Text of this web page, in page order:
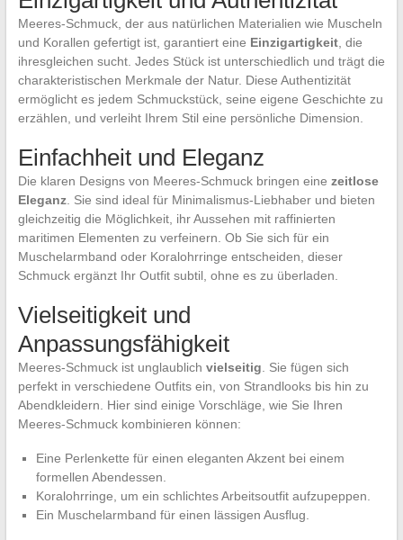
Meeres-Schmuck, der aus natürlichen Materialien wie Muscheln
und Korallen gefertigt ist, garantiert eine Einzigartigkeit, die
ihresgleichen sucht. Jedes Stück ist unterschiedlich und trägt die
charakteristischen Merkmale der Natur. Diese Authentizität
ermöglicht es jedem Schmuckstück, seine eigene Geschichte zu
erzählen, und verleiht Ihrem Stil eine persönliche Dimension.
Einfachheit und Eleganz
Die klaren Designs von Meeres-Schmuck bringen eine zeitlose
Eleganz. Sie sind ideal für Minimalismus-Liebhaber und bieten
gleichzeitig die Möglichkeit, ihr Aussehen mit raffinierten
maritimen Elementen zu verfeinern. Ob Sie sich für ein
Muschelarmband oder Koralohrringe entscheiden, dieser
Schmuck ergänzt Ihr Outfit subtil, ohne es zu überladen.
Vielseitigkeit und
Anpassungsfähigkeit
Meeres-Schmuck ist unglaublich vielseitig . Sie fügen sich
perfekt in verschiedene Outfits ein, von Strandlooks bis hin zu
Abendkleidern. Hier sind einige Vorschläge, wie Sie Ihren
Meeres-Schmuck kombinieren können:
Eine Perlenkette für einen eleganten Akzent bei einem
formellen Abendessen.
Koralohrringe, um ein schlichtes Arbeitsoutfit aufzupeppen.
Ein Muschelarmband für einen lässigen Ausflug.